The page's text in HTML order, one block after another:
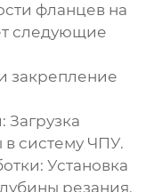
фланцев на
следующие
закрепление
систему ЧПУ.
Установка
резания.